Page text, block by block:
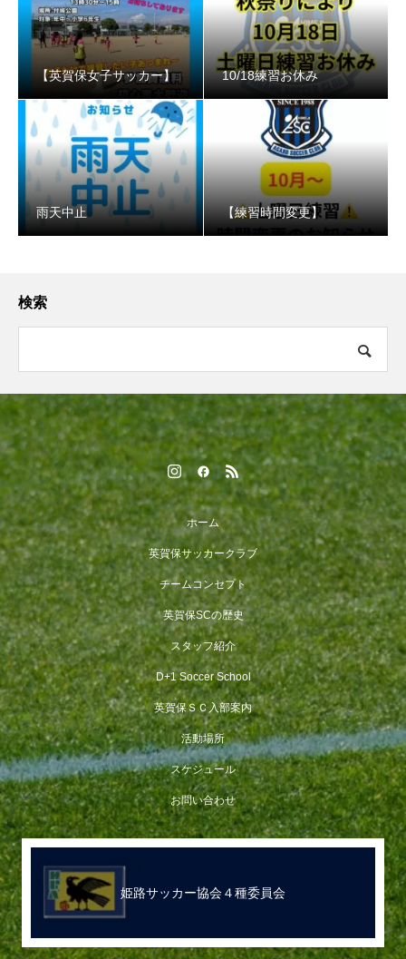
【英賀保女子サッカー】 10/18練習お休み
️雨天中止 【練習時間変更】
検索
ホーム
英賀保サッカークラブ
チームコンセプト
英賀保SCの歴史
スタッフ紹介
D+1 Soccer School
英賀保ＳＣ入部案内
活動場所
スケジュール
お問い合わせ
姫路サッカー協会４種委員会